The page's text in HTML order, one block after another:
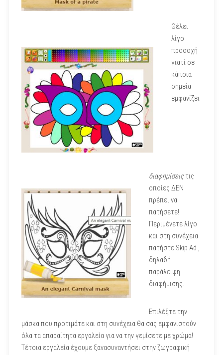
Θέλει
λίγο
προσοχή
γιατί σε
κάποια
σημεία
εμφανίζει
διαφημίσειςτις
οποίες ΔΕΝ
πρέπει να
πατήσετε!
Περιμένετε λίγο
και στη συνέχεια
πατήστε Skip Ad ,
δηλαδή
παράλειψη
διαφήμισης.
Επιλέξτε την
μάσκα που προτιμάτε και στη συνέχεια θα σας εμφανιστούν
όλα τα απαραίτητα εργαλεία για να την γεμίσετε με χρώμα!
Τέτοια εργαλεία έχουμε ξανασυναντήσει στην ζωγραφική